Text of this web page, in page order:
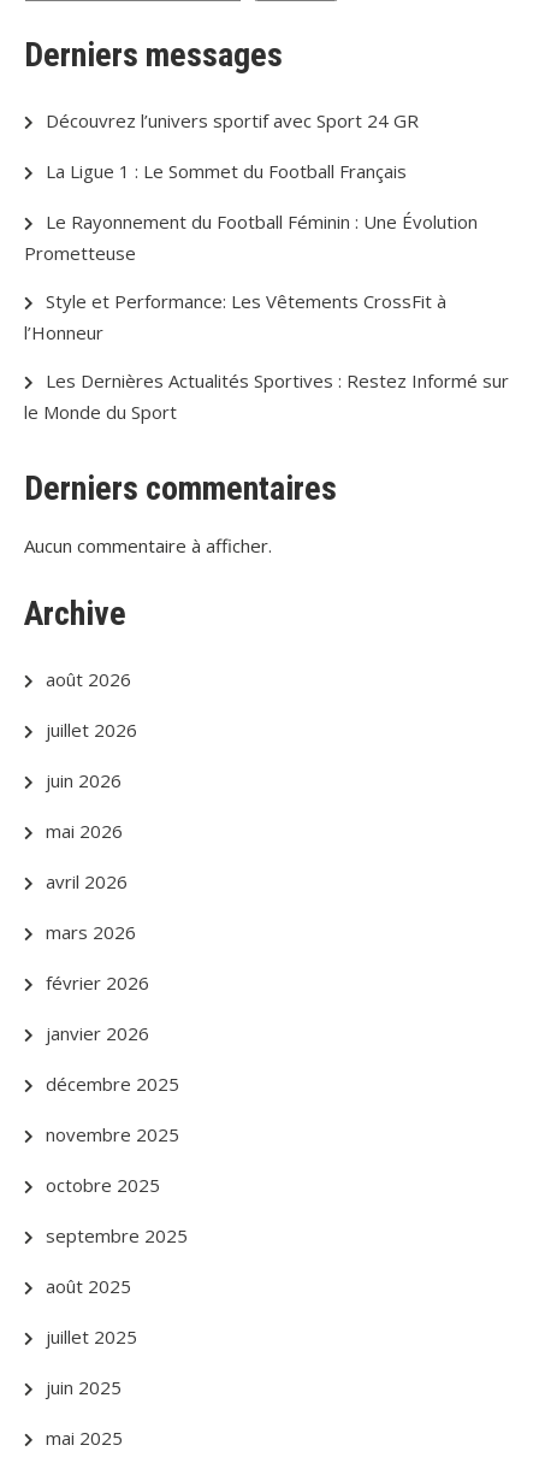
Derniers messages
Découvrez l’univers sportif avec Sport 24 GR
La Ligue 1 : Le Sommet du Football Français
Le Rayonnement du Football Féminin : Une Évolution
Prometteuse
Style et Performance: Les Vêtements CrossFit à
l’Honneur
Les Dernières Actualités Sportives : Restez Informé sur
le Monde du Sport
Derniers commentaires
Aucun commentaire à afficher.
Archive
août 2026
juillet 2026
juin 2026
mai 2026
avril 2026
mars 2026
février 2026
janvier 2026
décembre 2025
novembre 2025
octobre 2025
septembre 2025
août 2025
juillet 2025
juin 2025
mai 2025